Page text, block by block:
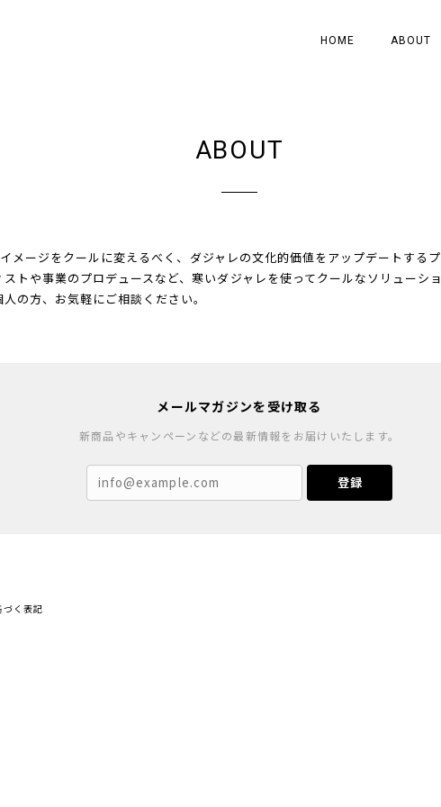
HOME ABOUT
ABOUT
メージをクールに変えるべく、ダジャレの文化的価値をアップデートする
トや事業のプロデュースなど、寒いダジャレを使ってクールなソリューシ
の方、お気軽にご相談ください。
メールマガジンを受け取る
新商品やキャンペーンなどの最新情報をお届けいたします。
登録
く表記